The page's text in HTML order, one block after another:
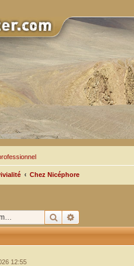
Chez Nicéphore
Rechercher
12:55